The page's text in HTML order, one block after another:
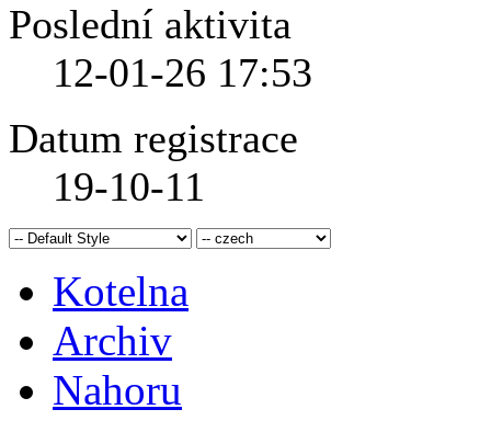
Poslední aktivita
12-01-26 17:53
Datum registrace
19-10-11
Kotelna
Archiv
Nahoru